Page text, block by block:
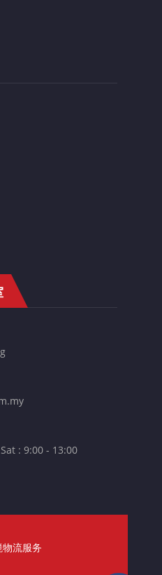
: 9:00 - 13:00
流服务